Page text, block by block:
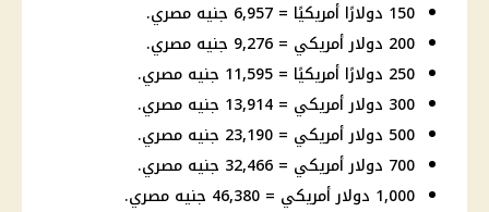
150 دولارًا أمريكيًا = 6,957 جنيه مصري.
200 دولار أمريكي = 9,276 جنيه مصري.
250 دولارًا أمريكيًا = 11,595 جنيه مصري.
300 دولار أمريكي = 13,914 جنيه مصري.
500 دولار أمريكي = 23,190 جنيه مصري.
700 دولار أمريكي = 32,466 جنيه مصري.
1,000 دولار أمريكي = 46,380 جنيه مصري.